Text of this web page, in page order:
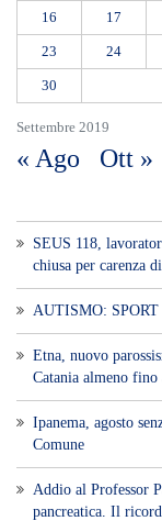
Settembre 2019
16 17
23 24
30
« Ago Ott »
SEUS 118,
chiusa per carenza
AUTISMO:
Etna, nuovo
Catania almeno
Ipanema, agosto
Comune
Addio al Professor
pancreatica. Il